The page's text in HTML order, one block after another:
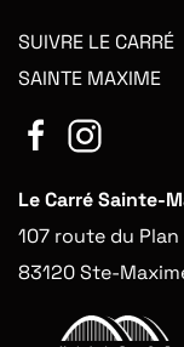
SUIVRE LE CARRÉ
SAINTE MAXIME
Le Carré Sainte-
107 route du Plan
83120 Ste-